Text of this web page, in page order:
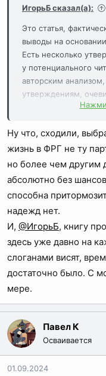
ИгорьБ сказал(а):
Это статья,
выводы на
Есть несколько
у потенциального
авторским
утверждениям,
Ну что, сходили,
жизнь в ФРГ не ту
но более чем другим
абсолютно без
способна
надежд нет.
И, @ИгорьБ, книгу
здесь уже давно на
слоганами висят,
достаточно было. С
мере.
Павел К
Осваивается
01.09.2024